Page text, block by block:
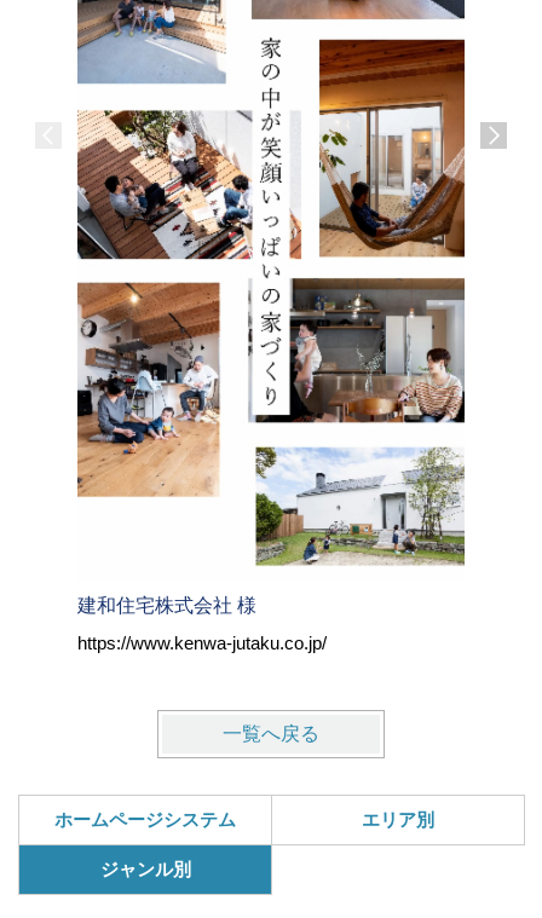
建和住宅株式会社 様
https://www.kenwa-jutaku.co.jp/
一覧へ戻る
ホームページシステム エリア別
ジャンル別